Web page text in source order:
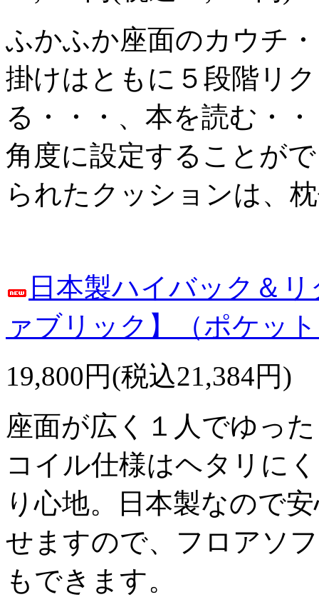
ふかふか座面のカウチ
掛けはともに５段階リ
る・・・、本を読む・
角度に設定することが
られたクッションは、
日本製ハイバック＆
ァブリック】（ポケッ
19,800円(税込21,384円)
座面が広く１人でゆっ
コイル仕様はヘタリに
り心地。日本製なので
せますので、フロアソ
もできます。